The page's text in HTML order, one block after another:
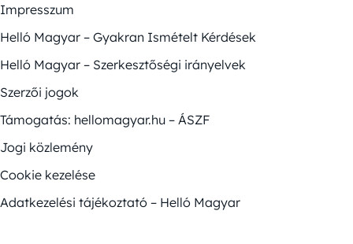
Impresszum
Helló Magyar – Gyakran Ismételt Kérdések
Helló Magyar – Szerkesztőségi irányelvek
Szerzői jogok
Támogatás: hellomagyar.hu – ÁSZF
Jogi közlemény
Cookie kezelése
Adatkezelési tájékoztató – Helló Magyar